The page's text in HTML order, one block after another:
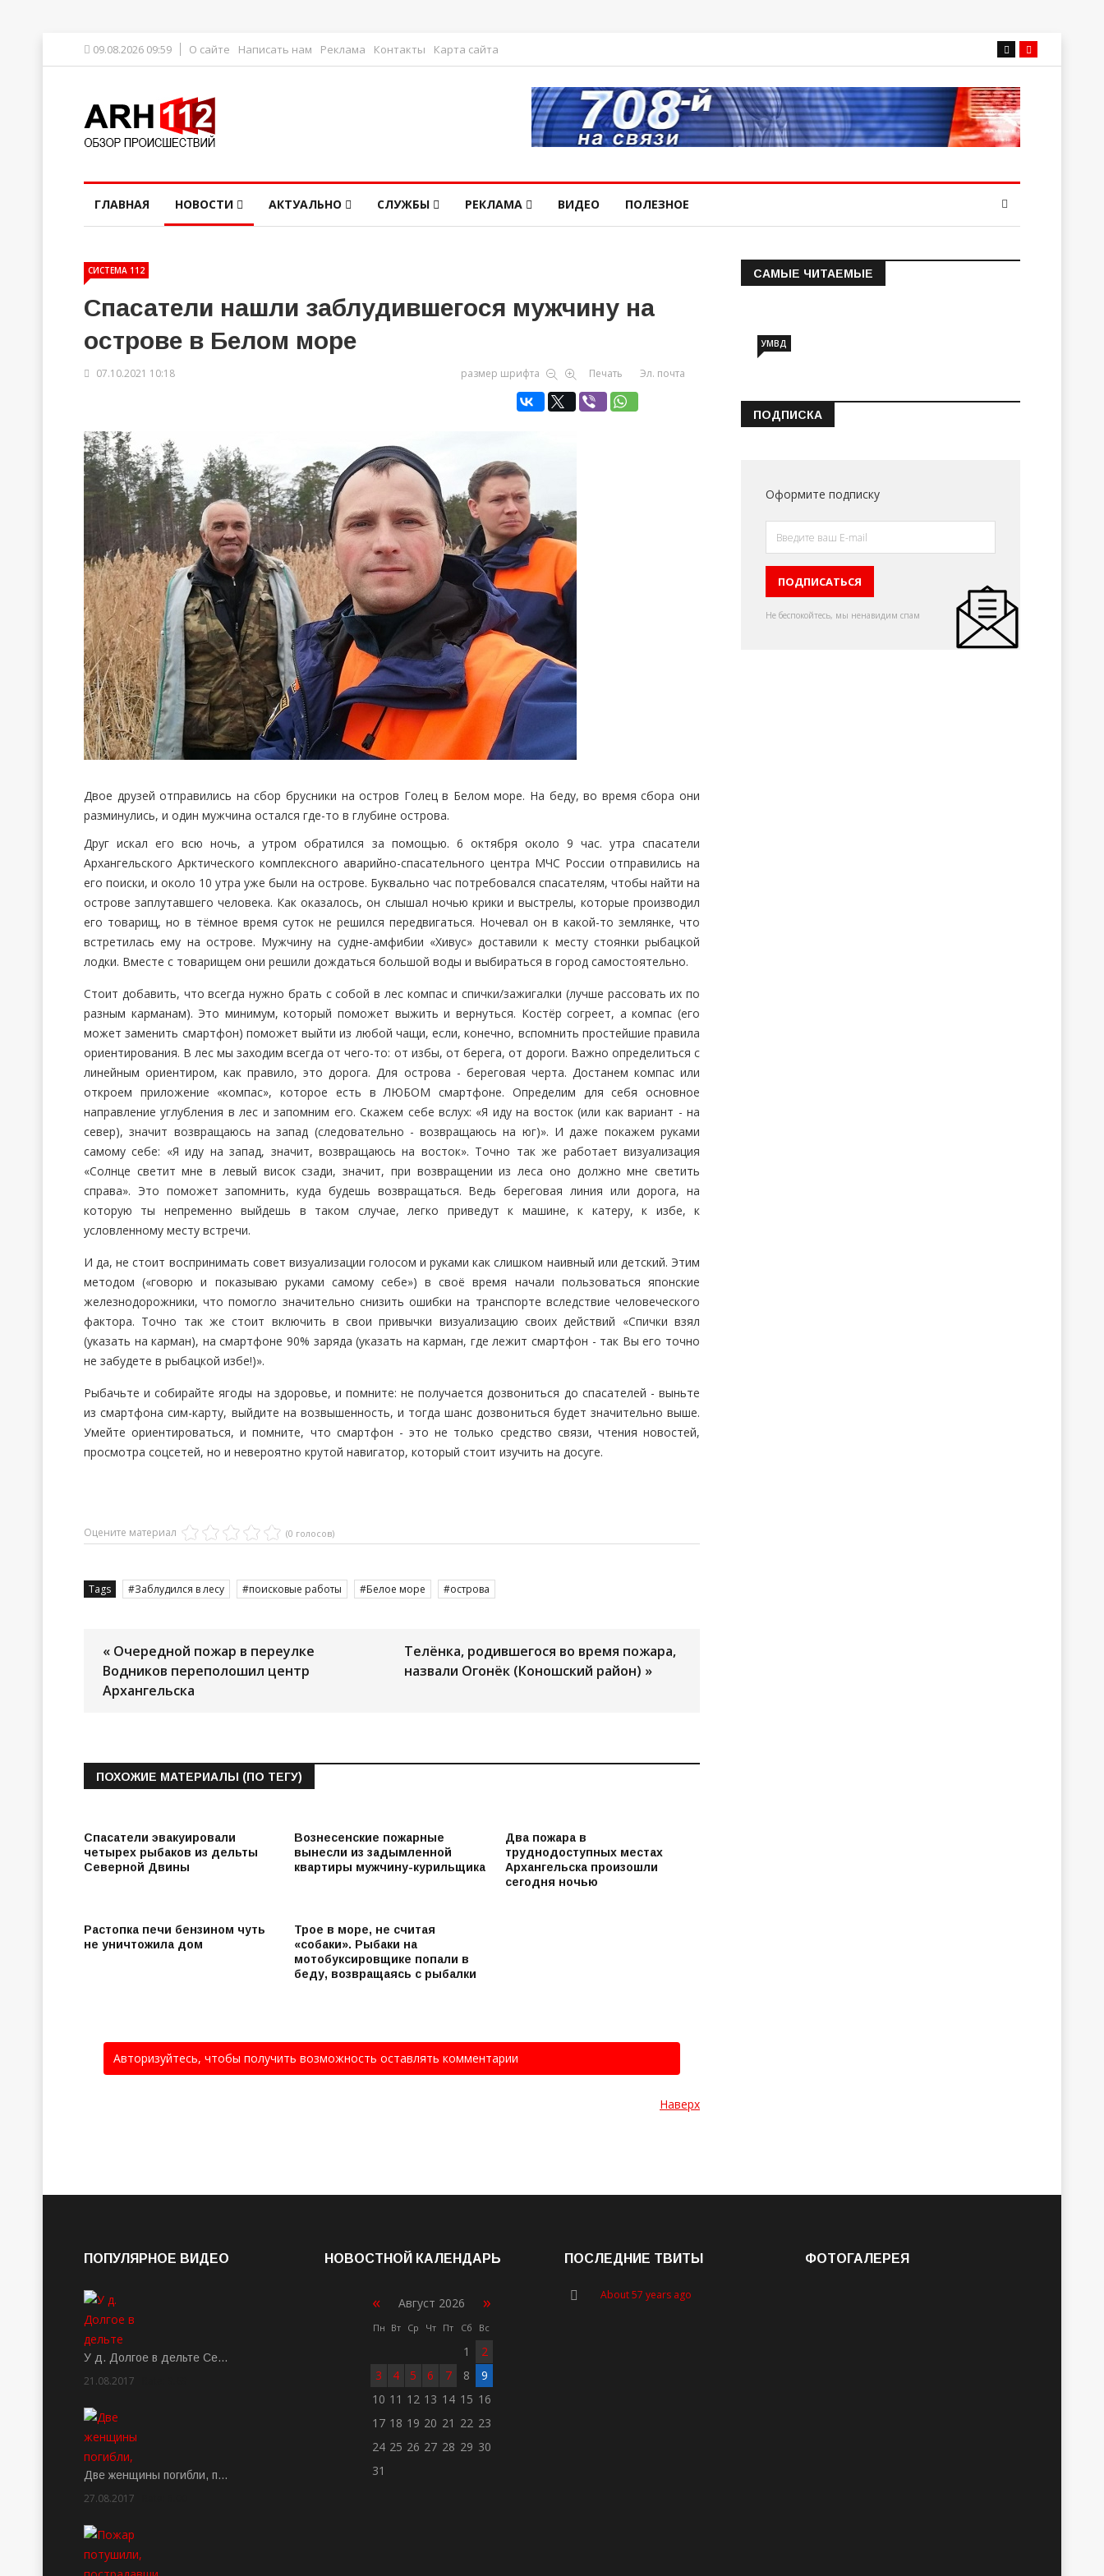
09.08.2026 09:59 О сайте Написать нам Реклама Контакты Карта сайта
ГЛАВНАЯ НОВОСТИ АКТУАЛЬНО СЛУЖБЫ РЕКЛАМА ВИДЕО ПОЛЕЗНОЕ
СИСТЕМА 112
Спасатели нашли заблудившегося мужчину на
острове в Белом море
07.10.2021 10:18 размер шрифта Печать Эл. почта
Двое друзей отправились на сбор брусники на остров Голец в Белом море. На беду, во время сбора они
разминулись, и один мужчина остался где-то в глубине острова.
Друг искал его всю ночь, а утром обратился за помощью. 6 октября около 9 час. утра спасатели
Архангельского Арктического комплексного аварийно-спасательного центра МЧС России отправились на
его поиски, и около 10 утра уже были на острове. Буквально час потребовался спасателям, чтобы найти на
острове заплутавшего человека. Как оказалось, он слышал ночью крики и выстрелы, которые производил
его товарищ, но в тёмное время суток не решился передвигаться. Ночевал он в какой-то землянке, что
встретилась ему на острове. Мужчину на судне-амфибии «Хивус» доставили к месту стоянки рыбацкой
лодки. Вместе с товарищем они решили дождаться большой воды и выбираться в город самостоятельно.
Стоит добавить, что всегда нужно брать с собой в лес компас и спички/зажигалки (лучше рассовать их по
разным карманам). Это минимум, который поможет выжить и вернуться. Костёр согреет, а компас (его
может заменить смартфон) поможет выйти из любой чащи, если, конечно, вспомнить простейшие правила
ориентирования. В лес мы заходим всегда от чего-то: от избы, от берега, от дороги. Важно определиться с
линейным ориентиром, как правило, это дорога. Для острова - береговая черта. Достанем компас или
откроем приложение «компас», которое есть в ЛЮБОМ смартфоне. Определим для себя основное
направление углубления в лес и запомним его. Скажем себе вслух: «Я иду на восток (или как вариант - на
север), значит возвращаюсь на запад (следовательно - возвращаюсь на юг)». И даже покажем руками
самому себе: «Я иду на запад, значит, возвращаюсь на восток». Точно так же работает визуализация
«Солнце светит мне в левый висок сзади, значит, при возвращении из леса оно должно мне светить
справа». Это поможет запомнить, куда будешь возвращаться. Ведь береговая линия или дорога, на
которую ты непременно выйдешь в таком случае, легко приведут к машине, к катеру, к избе, к
условленному месту встречи.
И да, не стоит воспринимать совет визуализации голосом и руками как слишком наивный или детский. Этим
методом («говорю и показываю руками самому себе») в своё время начали пользоваться японские
железнодорожники, что помогло значительно снизить ошибки на транспорте вследствие человеческого
фактора. Точно так же стоит включить в свои привычки визуализацию своих действий «Спички взял
(указать на карман), на смартфоне 90% заряда (указать на карман, где лежит смартфон - так Вы его точно
не забудете в рыбацкой избе!)».
Рыбачьте и собирайте ягоды на здоровье, и помните: не получается дозвониться до спасателей - выньте
из смартфона сим-карту, выйдите на возвышенность, и тогда шанс дозвониться будет значительно выше.
Умейте ориентироваться, и помните, что смартфон - это не только средство связи, чтения новостей,
просмотра соцсетей, но и невероятно крутой навигатор, который стоит изучить на досуге.
Оцените материал (0 голосов)
Tags Заблудился в лесу поисковые работы Белое море острова
« Очередной пожар в переулке
Водников переполошил центр
Архангельска
Телёнка, родившегося во время пожара,
назвали Огонёк (Коношский район) »
ПОХОЖИЕ МАТЕРИАЛЫ (ПО ТЕГУ)
Спасатели эвакуировали
четырех рыбаков из дельты
Северной Двины
Вознесенские пожарные
вынесли из задымленной
квартиры мужчину-курильщика
Два пожара в
труднодоступных местах
Архангельска произошли
сегодня ночью
Растопка печи бензином чуть
не уничтожила дом
Трое в море, не считая
«собаки». Рыбаки на
мотобуксировщике попали в
беду, возвращаясь с рыбалки
Авторизуйтесь, чтобы получить возможность оставлять комментарии
Наверх
САМЫЕ ЧИТАЕМЫЕ
Информация о состоянии
УМВД
ПОДПИСКА
Оформите подписку
Не беспокойтесь, мы ненавидим спам
ПОПУЛЯРНОЕ ВИДЕО
У д. Долгое в дельте Се…
21.08.2017
Две женщины погибли, п…
27.08.2017
НОВОСТНОЙ КАЛЕНДАРЬ
« Август 2026 »
Пн Вт Ср Чт Пт Сб Вс
1
2
3
4 5 6 7 8
9
10 11 12 13 14 15 16
17 18 19 20 21 22 23
24 25 26 27 28 29 30
31
ПОСЛЕДНИЕ ТВИТЫ
About 57 years ago
ФОТОГАЛЕРЕЯ